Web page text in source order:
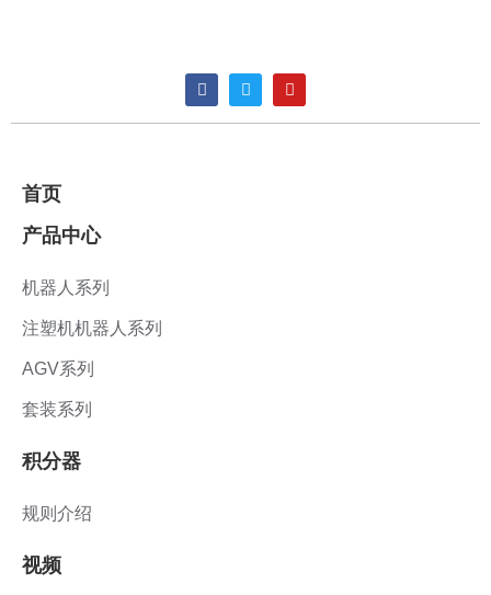
首页
产品中心
机器人系列
注塑机机器人系列
AGV系列
套装系列
积分器
规则介绍
视频